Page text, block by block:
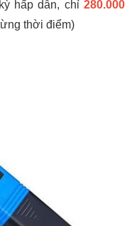
hấp dẫn, chỉ 280.000
thời điểm)